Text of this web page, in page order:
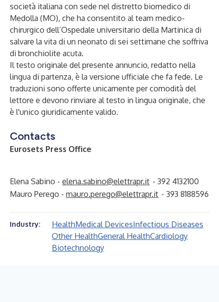
società italiana con sede nel distretto biomedico di
Medolla (MO), che ha consentito al team medico-
chirurgico dell’Ospedale universitario della Martinica di
salvare la vita di un neonato di sei settimane che soffriva
di bronchiolite acuta.
Il testo originale del presente annuncio, redatto nella
lingua di partenza, è la versione ufficiale che fa fede. Le
traduzioni sono offerte unicamente per comodità del
lettore e devono rinviare al testo in lingua originale, che
è l'unico giuridicamente valido.
Contacts
Eurosets Press Office
Elena Sabino - elena.sabino@elettrapr.it - 392 4132100
Mauro Perego - mauro.perego@elettrapr.it - 393 8188596
Industry: HealthMedical DevicesInfectious Diseases
Other HealthGeneral HealthCardiology
Biotechnology